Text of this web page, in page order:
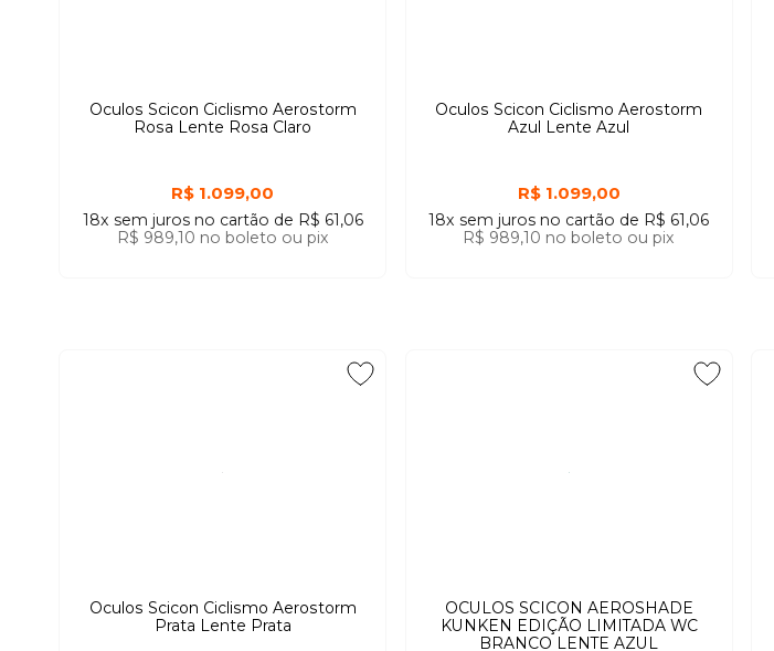
Oculos Scicon Ciclismo Aerostorm
Rosa Lente Rosa Claro
R$ 1.099,00
18x sem juros no cartão de R$ 61,06
R$ 989,10 no boleto ou pix
Oculos Scicon Ciclismo Aerostorm
Azul Lente Azul
R$ 1.099,00
18x sem juros no cartão de R$ 61,06
R$ 989,10 no boleto ou pix
Oculos Scicon Ciclismo Aerostorm
Prata Lente Prata
OCULOS SCICON AEROSHADE
KUNKEN EDIÇÃO LIMITADA WC
BRANCO LENTE AZUL